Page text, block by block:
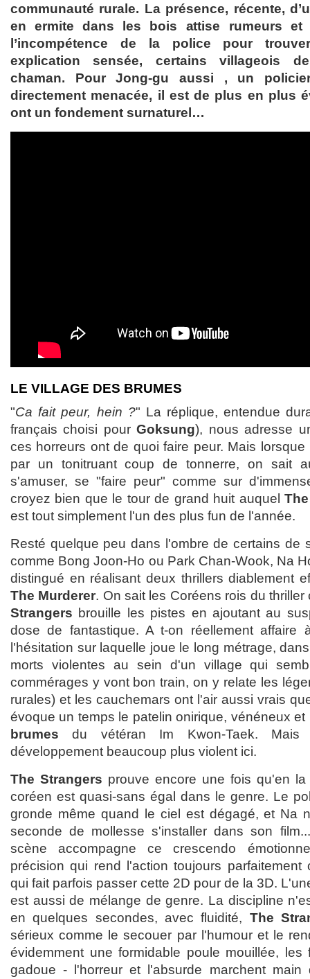
communauté rurale. La présence, récente,
en ermite dans les bois attise rumeurs et
l’incompétence de la police pour
explication sensée, certains villageois
chaman. Pour Jong-gu aussi , un
directement menacée, il est de plus en plus
ont un fondement surnaturel…
LE VILLAGE DES BRUMES
"Ca fait peur, hein ?" La réplique, entendue
français choisi pourGoksung), nous adresse
ces horreurs ont de quoi faire peur. Mais
par un tonitruant coup de tonnerre, on sait
s'amuser, se "faire peur" comme sur
croyez bien que le tour de grand huit auquel
est tout simplement l'un des plus fun de l'année.
Resté quelque peu dans l'ombre de certains de
comme Bong Joon-Ho ou Park Chan-Wook, Na
distingué en réalisant deux thrillers diablement
The Murderer. On sait les Coréens rois du
Strangers brouille les pistes en ajoutant au
dose de fantastique. A t-on réellement affaire
l'hésitation sur laquelle joue le long métrage,
morts violentes au sein d'un village qui
commérages y vont bon train, on y relate les
rurales) et les cauchemars ont l'air aussi vrais
évoque un temps le patelin onirique, vénéneux
brumes du vétéran Im Kwon-Taek.
développement beaucoup plus violent ici.
The Strangers prouve encore une fois qu'en la
coréen est quasi-sans égal dans le genre. Le
gronde même quand le ciel est dégagé, et Na
seconde de mollesse s'installer dans son
scène accompagne ce crescendo
précision qui rend l'action toujours parfaitement
qui fait parfois passer cette 2D pour de la 3D.
est aussi de mélange de genre. La discipline
en quelques secondes, avec fluidité, The
sérieux comme le secouer par l'humour et le
évidemment une formidable poule mouillée,
gadoue - l'horreur et l'absurde marchent main